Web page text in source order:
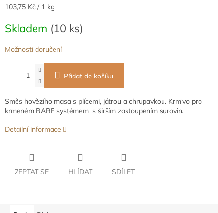
Měrná
103,75 Kč / 1 kg
Skladem (10 ks)
Možnosti doručení
Přidat do košíku
Směs hovězího masa s plícemi, játrou a chrupavkou. Krmivo pro
krmeném BARF systémem s širším zastoupením surovin.
Detailní informace
ZEPTAT SE HLÍDAT SDÍLET